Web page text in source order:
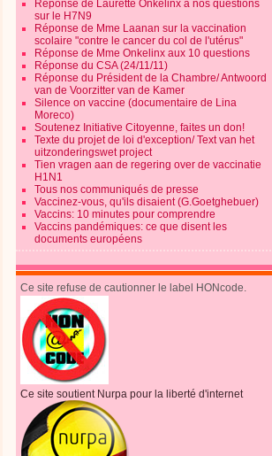
Réponse de Laurette Onkelinx à nos questions
sur le H7N9
Réponse de Mme Laanan sur la vaccination
scolaire "contre le cancer du col de l'utérus"
Réponse de Mme Onkelinx aux 10 questions
Réponse du CSA (24/11/11)
Réponse du Président de la Chambre/ Antwoord
van de Voorzitter van de Kamer
Silence on vaccine (documentaire de Lina
Moreco)
Soutenez Initiative Citoyenne, faites un don!
Texte du projet de loi d'exception/ Text van het
uitzonderingswet project
Tien vragen aan de regering over de vaccinatie
H1N1
Tous nos communiqués de presse
Vaccinez-vous, qu'ils disaient (G.Goetghebuer)
Vaccins: 10 minutes pour comprendre
Vaccins pandémiques: ce que disent les
documents européens
Ce site refuse de cautionner le label HONcode.
Ce site soutient Nurpa pour la liberté d'internet